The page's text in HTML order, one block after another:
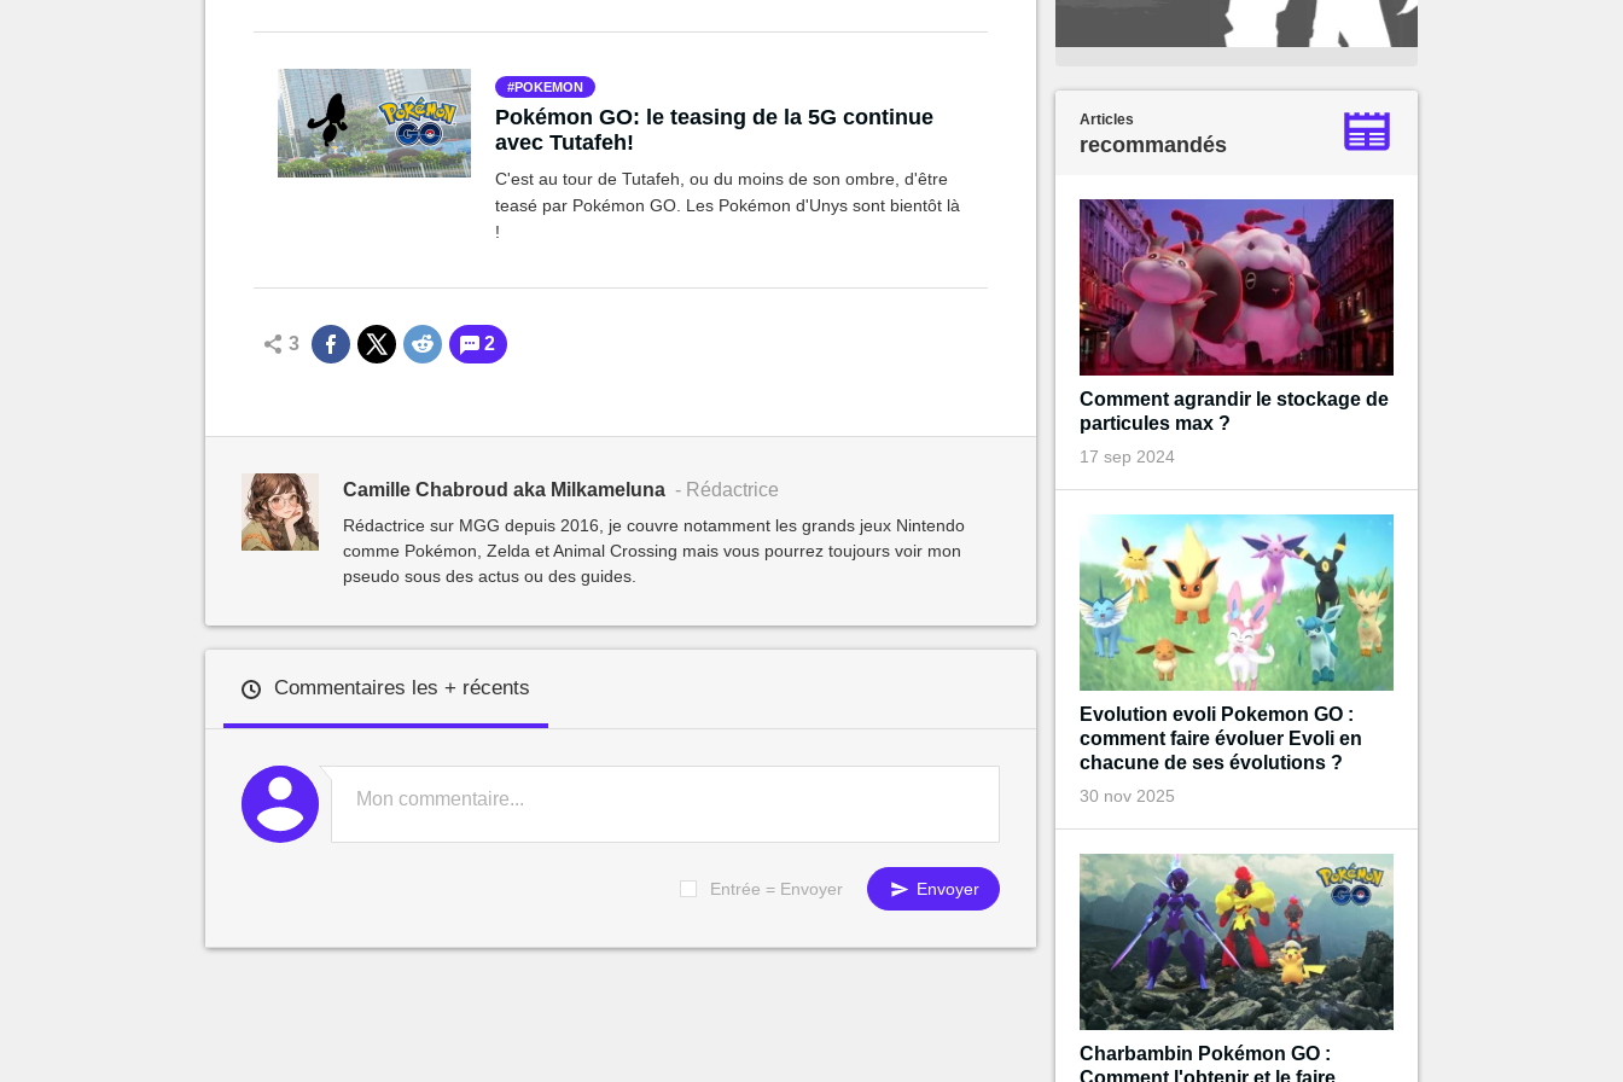
POKEMON
Pokémon GO: le teasing de la 5G continue
avec Tutafeh!
C'est au tour de Tutafeh, ou du moins de son ombre, d'être
teasé par Pokémon GO. Les Pokémon d'Unys sont bientôt là
!
3 2
Camille Chabroud aka Milkameluna - Rédactrice
Rédactrice sur MGG depuis 2016, je couvre notamment les grands jeux Nintendo
comme Pokémon, Zelda et Animal Crossing mais vous pourrez toujours voir mon
pseudo sous des actus ou des guides.
Commentaires les + récents
Entrée = Envoyer Envoyer
Articles
recommandés
Comment agrandir le stockage de
particules max ?
17 sep 2024
Evolution evoli Pokemon GO :
comment faire évoluer Evoli en
chacune de ses évolutions ?
30 nov 2025
Charbambin Pokémon GO :
Comment l'obtenir et le faire